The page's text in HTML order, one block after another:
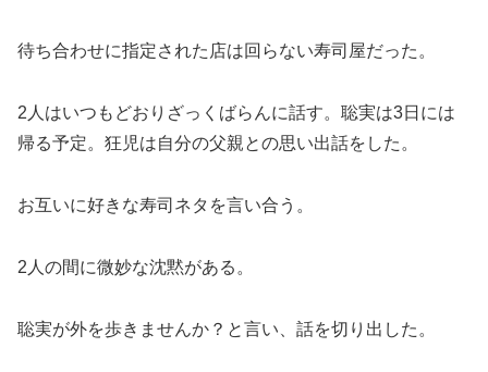
待ち合わせに指定された店は回らない寿司屋だった。
2人はいつもどおりざっくばらんに話す。聡実は3日には
帰る予定。狂児は自分の父親との思い出話をした。
お互いに好きな寿司ネタを言い合う。
2人の間に微妙な沈黙がある。
聡実が外を歩きませんか？と言い、話を切り出した。